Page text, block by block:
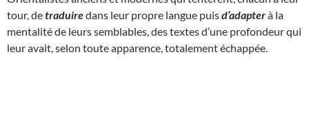
tour, detraduiredans leur propre langue puisd’adapterà la
mentalité de leurs semblables, des textes d’une profondeur qui
leur avait, selon toute apparence, totalement échappée.